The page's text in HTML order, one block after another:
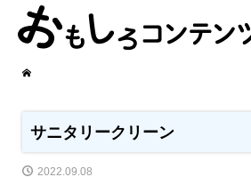
サニタリークリーン
2022.09.08